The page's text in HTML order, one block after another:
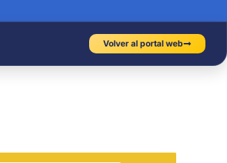
Volver al portal web